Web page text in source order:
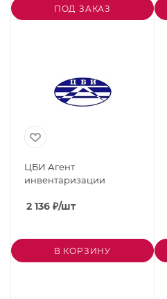
ПОД ЗАКАЗ
ЦБИ Агент
инвентаризации
2 136 ₽/шт
В КОРЗИНУ